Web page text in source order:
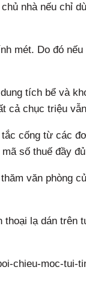
nhà nếu chỉ
mét. Do đó
tích bể và
cả chục triệu
cống từ các
số thuế đầy
văn phòng
lạ dán trên
chieu-moc-tui-